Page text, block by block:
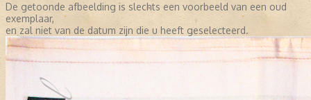
De getoonde afbeelding is slechts een voorbeeld van een oud
exemplaar,
en zal niet van de datum zijn die u heeft geselecteerd.